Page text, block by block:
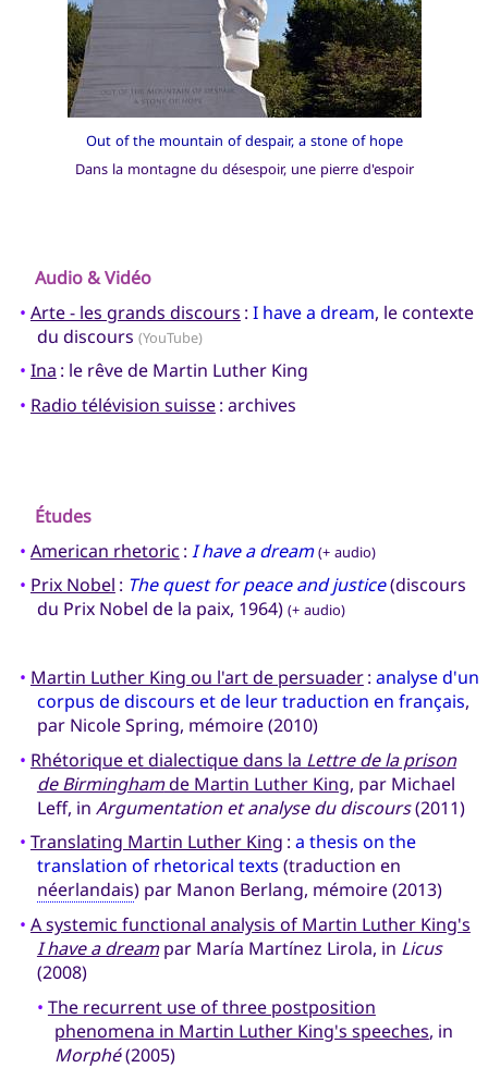
Out of the mountain of despair, a stone of hope
Dans la montagne du désespoir, une pierre d'espoir
Audio & Vidéo
• Arte - les grands discours : I have a dream, le contexte
du discours (YouTube)
• Ina : le rêve de Martin Luther King
• Radio télévision suisse: archives
Études
• American rhetoric : I have a dream (+ audio)
• Prix Nobel : The quest for peace and justice(discours
du Prix Nobel de la paix, 1964) (+ audio)
• Martin Luther King ou l'art de persuader: analyse d'un
corpus de discours et de leur traduction en français,
par Nicole Spring, mémoire (2010)
• Rhétorique et dialectique dans la Lettre de la prison
de Birminghamde Martin Luther King, par Michael
Leff, in Argumentation et analyse du discours(2011)
• Translating Martin Luther King : a thesis on the
translation of rhetorical texts (traduction en
néerlandais) par Manon Berlang, mémoire (2013)
• A systemic functional analysis of Martin Luther King's
I have a dreampar María Martínez Lirola, in Licus
(2008)
• The recurrent use of three postposition
phenomena in Martin Luther King's speeches, in
Morphé(2005)